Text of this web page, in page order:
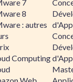
7
8
: autres
Computing